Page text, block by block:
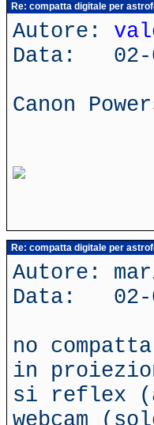
Re: compatta digitale per
Autore:
Data: 02-
Canon
Re: compatta digitale per
Autore:
Data: 02-
no
in
si reflex
webcam